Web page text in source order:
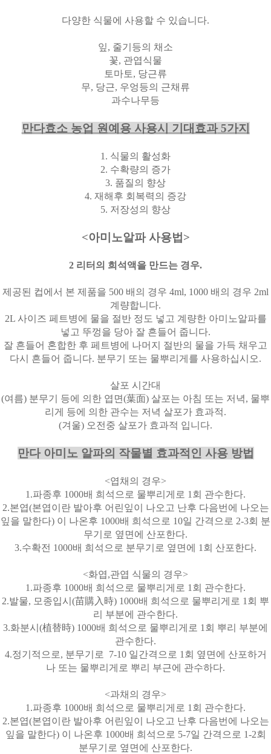
다양한 식물에 사용할 수 있습니다.
잎, 줄기등의 채소
꽃, 관엽식물
토마토, 당근류
무, 당근, 우엉등의 근채류
과수나무등
만다효소 농업 원예용 사용시 기대효과5가지
1. 식물의 활성화
2. 수확량의 증가
3. 품질의 향상
4. 재해후 회복력의 증강
5. 저장성의 향상
<아미노알파 사용법 >
2 리터의 희석액을 만드는 경우.
제공된 컵에서 본 제품을 500 배의 경우 4ml, 1000 배의 경우 2ml
계량합니다.
2L 사이즈 페트병에 물을 절반 정도 넣고 계량한 아미노알파를
넣고 뚜껑을 당아 잘 흔들어 줍니다.
잘 흔들어 혼합한 후 페트병에 나머지 절반의 물을 가득 채우고
다시 흔들어 줍니다. 분무기 또는 물뿌리게를 사용하십시오.
살포 시간대
(여름) 분무기 등에 의한 엽면(葉面) 살포는 아침 또는 저녁, 물뿌
리게 등에 의한 관수는 저녁 살포가 효과적.
(겨울) 오전중 살포가 효과적 입니다.
만다 아미노 알파의 작물별 효과적인 사용 방법
<엽채의 경우>
1.파종후 1000배 희석으로 물뿌리게로 1 회 관수한다.
2.본엽(본엽이란 발아후 어린잎이 나오고 난후 다음번에 나오는
잎을 말한다) 이 나온후 1000배 희석으로 10일 간격으로 2-3회 분
무기로 옆면에 산포한다.
3.수확전 1000배 희석으로 분무기로 옆면에 1 회 산포한다.
<화엽,관엽 식물의 경우>
1.파종후 1000배 희석으로 물뿌리게로 1 회 관수한다.
2.발물, 모종입시 (苗購入時) 1000배 희석으로 물뿌리게로 1 회 뿌
리 부분에 관수한다.
3.화분시 (植替時) 1000배 희석으로 물뿌리게로 1 회 뿌리 부분에
관수한다.
4.정기적으로, 분무기로 7-10 일간격으로 1 회 옆면에 산포하거
나 또는 물뿌리게로 뿌리 부근에 관수하다.
<과채의 경우>
1.파종후 1000배 희석으로 물뿌리게로 1 회 관수한다.
2.본엽(본엽이란 발아후 어린잎이 나오고 난후 다음번에 나오는
잎을 말한다) 이 나온후 1000배 희석으로 5-7일 간격으로 1-2회
분무기로 옆면에 산포한다.